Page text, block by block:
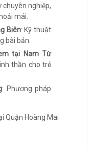
chuyên nghiệp,
mái.
Biên: Kỹ thuật
bài bản.
tại Nam Từ
thần cho trẻ
: Phương pháp